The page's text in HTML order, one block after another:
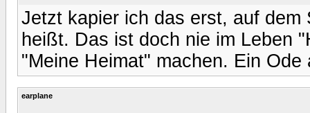
Jetzt kapier ich das erst, auf dem
heißt. Das ist doch nie im Leben
"Meine Heimat" machen. Ein
earplane